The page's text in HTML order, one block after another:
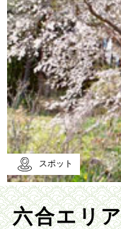
体験 イ
中
スポット
六合エリ